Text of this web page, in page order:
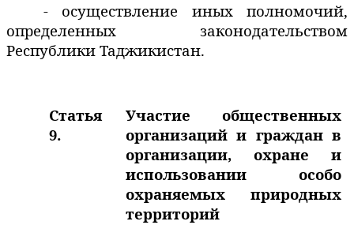
- осуществление иных полномочий,
определенных законодательством
Республики Таджикистан.
Статья
9.
Участие общественных
организаций и граждан в
организации, охране и
использовании особо
охраняемых природных
территорий